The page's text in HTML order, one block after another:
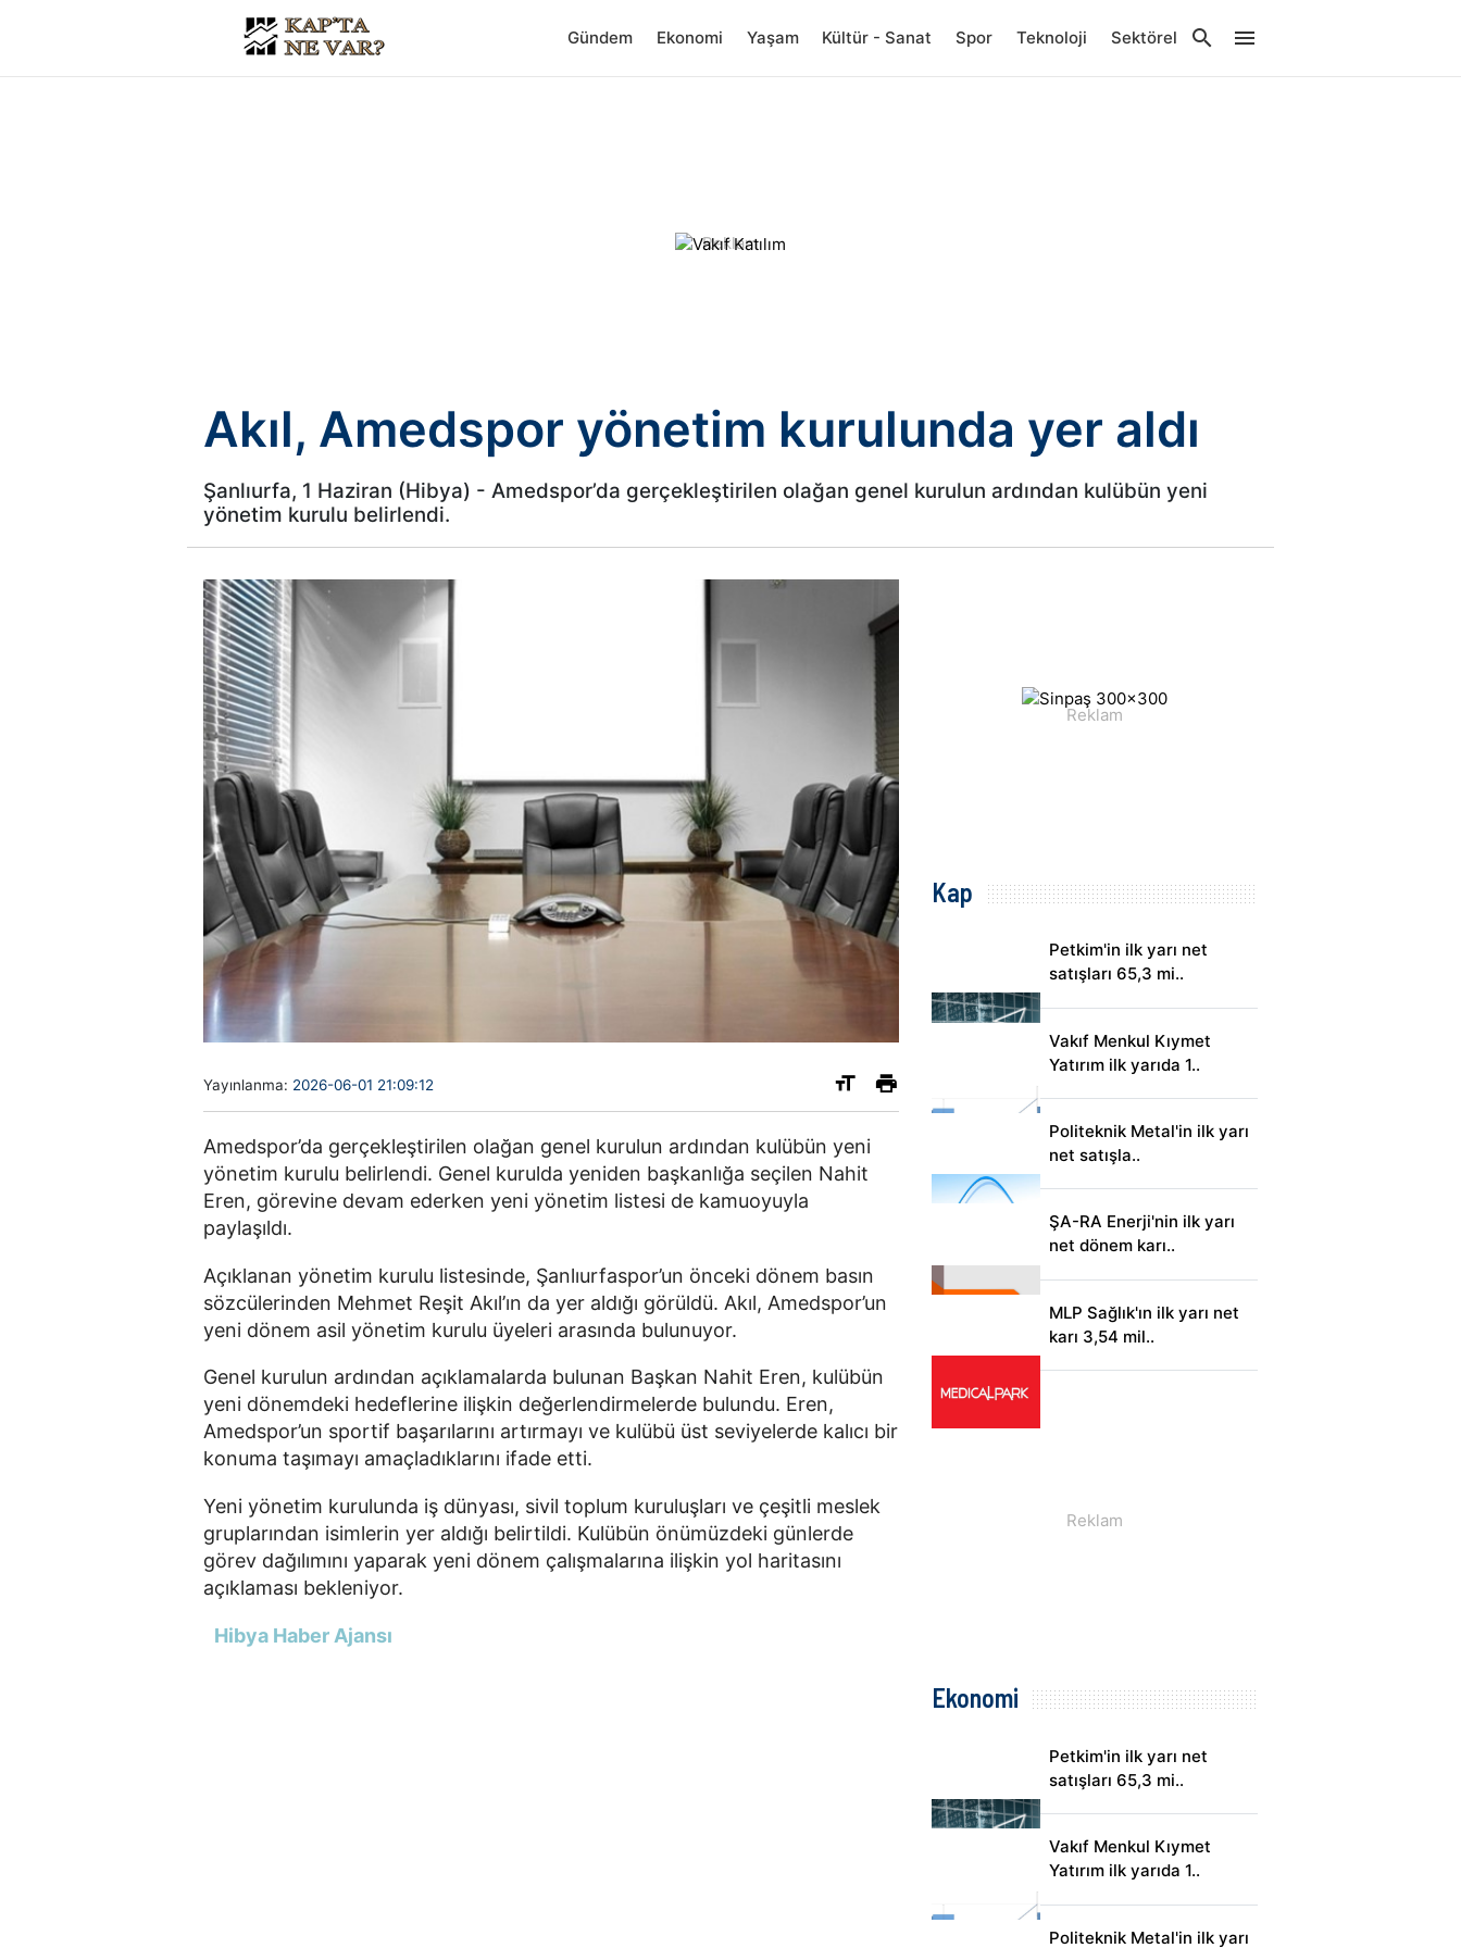
Gündem Ekonomi Yaşam Kültür - Sanat Spor Teknoloji Sektörel
Akıl, Amedspor yönetim kurulunda yer aldı
Şanlıurfa, 1 Haziran (Hibya) - Amedspor’da gerçekleştirilen olağan genel kurulun ardından kulübün yeni
yönetim kurulu belirlendi.
Yayınlanma: 2026-06-01 21:09:12
Amedspor’da gerçekleştirilen olağan genel kurulun ardından kulübün yeni
yönetim kurulu belirlendi. Genel kurulda yeniden başkanlığa seçilen Nahit
Eren, görevine devam ederken yeni yönetim listesi de kamuoyuyla
paylaşıldı.
Açıklanan yönetim kurulu listesinde, Şanlıurfaspor’un önceki dönem basın
sözcülerinden Mehmet Reşit Akıl’ın da yer aldığı görüldü. Akıl, Amedspor’un
yeni dönem asil yönetim kurulu üyeleri arasında bulunuyor.
Genel kurulun ardından açıklamalarda bulunan Başkan Nahit Eren, kulübün
yeni dönemdeki hedeflerine ilişkin değerlendirmelerde bulundu. Eren,
Amedspor’un sportif başarılarını artırmayı ve kulübü üst seviyelerde kalıcı bir
konuma taşımayı amaçladıklarını ifade etti.
Yeni yönetim kurulunda iş dünyası, sivil toplum kuruluşları ve çeşitli meslek
gruplarından isimlerin yer aldığı belirtildi. Kulübün önümüzdeki günlerde
görev dağılımını yaparak yeni dönem çalışmalarına ilişkin yol haritasını
açıklaması bekleniyor.
Hibya Haber Ajansı
Kap
Petkim'in ilk yarı net
satışları 65,3 mi..
Vakıf Menkul Kıymet
Yatırım ilk yarıda 1..
Politeknik Metal'in ilk yarı
net satışla..
ŞA-RA Enerji'nin ilk yarı
net dönem karı..
MLP Sağlık'ın ilk yarı net
karı 3,54 mil..
Ekonomi
Petkim'in ilk yarı net
satışları 65,3 mi..
Vakıf Menkul Kıymet
Yatırım ilk yarıda 1..
Politeknik Metal'in ilk yarı